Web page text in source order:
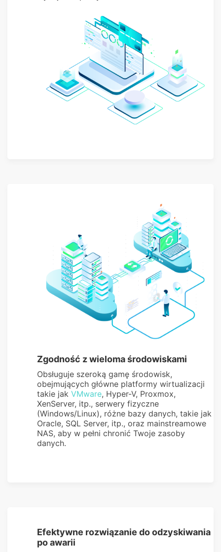
Zgodność z wieloma środowiskami
Obsługuje szeroką gamę środowisk,
obejmujących główne platformy wirtualizacji
takie jak VMware, Hyper-V, Proxmox,
XenServer, itp., serwery fizyczne
(Windows/Linux), różne bazy danych, takie jak
Oracle, SQL Server, itp., oraz mainstreamowe
NAS, aby w pełni chronić Twoje zasoby
danych.
Efektywne rozwiązanie do odzyskiwania
po awarii